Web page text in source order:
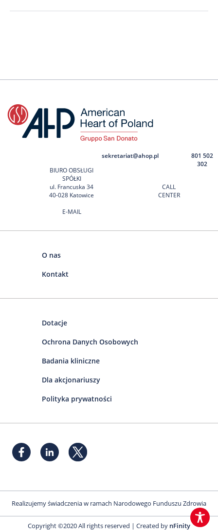
BIURO OBSŁUGI
SPÓŁKI
ul. Francuska 34
40-028 Katowice
E-MAIL
sekretariat@ahop.pl
CALL
CENTER
801 502
302
O nas
Kontakt
Dotacje
Ochrona Danych Osobowych
Badania kliniczne
Dla akcjonariuszy
Polityka prywatności
Realizujemy świadczenia w ramach Narodowego Funduszu Zdrowia
Copyright ©2020 All rights reserved | Created by nFinity